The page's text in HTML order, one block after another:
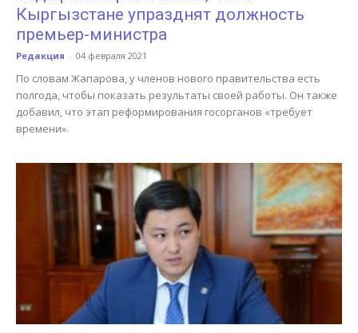
Кыргызстане упразднят должность
премьер-министра
Редакция - 04 февраля 2021
По словам Жапарова, у членов нового правительства есть
полгода, чтобы показать результаты своей работы. Он также
добавил, что этап реформирования госорганов «требует
времени».